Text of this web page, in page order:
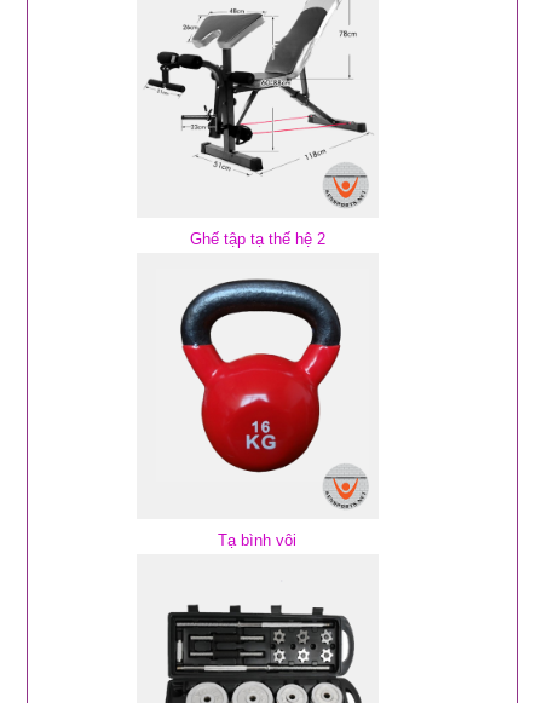
Ghế tập tạ thế hệ 2
Tạ bình vôi